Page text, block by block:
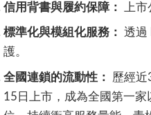
信用背書與履約保障： 上
標準化與模組化服務： 透過
護。
全國連鎖的流動性： 歷經近
15日上市，成為全國第一